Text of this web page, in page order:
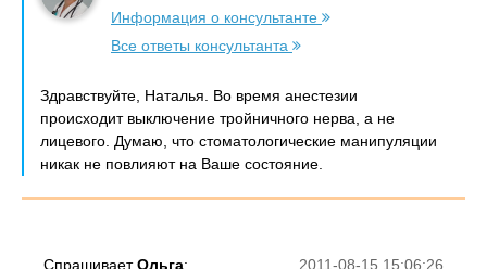
Информация о консультанте
Все ответы консультанта
Здравствуйте, Наталья. Во время анестезии
происходит выключение тройничного нерва, а не
лицевого. Думаю, что стоматологические манипуляции
никак не повлияют на Ваше состояние.
2011-08-15 15:06:26
СпрашиваетОльга: